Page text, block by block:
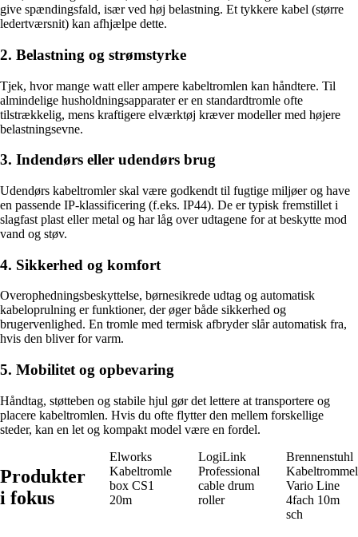
give spændingsfald, især ved høj belastning. Et tykkere kabel (større
ledertværsnit) kan afhjælpe dette.
2. Belastning og strømstyrke
Tjek, hvor mange watt eller ampere kabeltromlen kan håndtere. Til
almindelige husholdningsapparater er en standardtromle ofte
tilstrækkelig, mens kraftigere elværktøj kræver modeller med højere
belastningsevne.
3. Indendørs eller udendørs brug
Udendørs kabeltromler skal være godkendt til fugtige miljøer og have
en passende IP-klassificering (f.eks. IP44). De er typisk fremstillet i
slagfast plast eller metal og har låg over udtagene for at beskytte mod
vand og støv.
4. Sikkerhed og komfort
Overophedningsbeskyttelse, børnesikrede udtag og automatisk
kabeloprulning er funktioner, der øger både sikkerhed og
brugervenlighed. En tromle med termisk afbryder slår automatisk fra,
hvis den bliver for varm.
5. Mobilitet og opbevaring
Håndtag, støtteben og stabile hjul gør det lettere at transportere og
placere kabeltromlen. Hvis du ofte flytter den mellem forskellige
steder, kan en let og kompakt model være en fordel.
Produkter
i fokus
Elworks
Kabeltromle
box CS1
20m
LogiLink
Professional
cable drum
roller
Brennenstuhl
Kabeltrommel
Vario Line
4fach 10m
sch